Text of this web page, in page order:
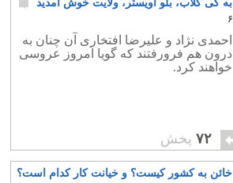
به گی کلاب، بلو اویستر، ولایت خوش آمدید
۶
احمدی نژاد و علیرضا افتخاری آن چنان به
درون هم فرورفتند که گویا امروز عروسی
خواهند کرد.
۷۲ پخش
خائن به کشور کیست؟ و خیانت کار کدام است؟